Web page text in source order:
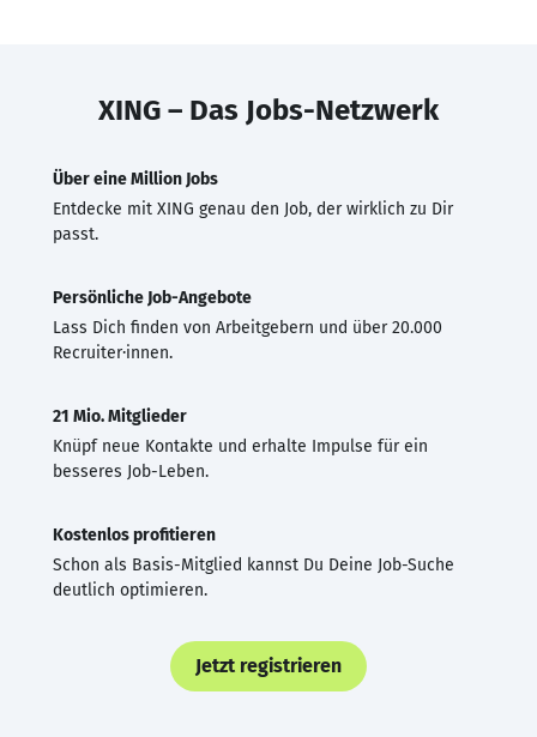
XING – Das Jobs-Netzwerk
Über eine Million Jobs
Entdecke mit XING genau den Job, der wirklich zu Dir
passt.
Persönliche Job-Angebote
Lass Dich finden von Arbeitgebern und über 20.000
Recruiter·innen.
21 Mio. Mitglieder
Knüpf neue Kontakte und erhalte Impulse für ein
besseres Job-Leben.
Kostenlos profitieren
Schon als Basis-Mitglied kannst Du Deine Job-Suche
deutlich optimieren.
Jetzt registrieren